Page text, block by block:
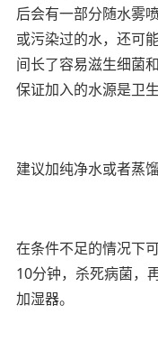
后会有一部分随水雾
或污染过的水，还可
间长了容易滋生细菌
保证加入的水源是卫生
建议加纯净水或者蒸馏
在条件不足的情况下
10分钟，杀死病菌，
加湿器。